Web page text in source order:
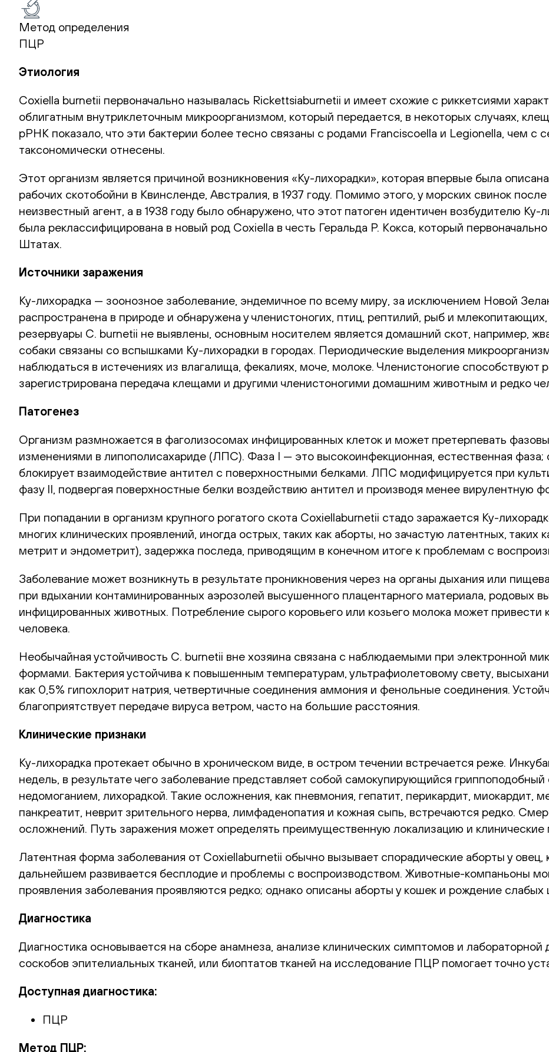
Метод определения
ПЦР
Этиология
Coxiella burnetii первоначально называлась Rickettsiaburnetii и имеет схожие с риккетсиями
облигатным внутриклеточным микроорганизмом, который передается, в некоторых случаях,
рРНК показало, что эти бактерии более тесно связаны с родами Franciscoella и Legionella, чем с
таксономически отнесены.
Этот организм является причиной возникновения «Ку-лихорадки», которая впервые была
рабочих скотобойни в Квинсленде, Австралия, в 1937 году. Помимо этого, у морских свинок
неизвестный агент, а в 1938 году было обнаружено, что этот патоген идентичен возбудителю
была реклассифицирована в новый род Coxiella в честь Геральда Р. Кокса, который
Штатах.
Источники заражения
Ку-лихорадка — зоонозное заболевание, эндемичное по всему миру, за исключением Новой
распространена в природе и обнаружена у членистоногих, птиц, рептилий, рыб и
резервуары C. burnetii не выявлены, основным носителем является домашний скот, например,
собаки связаны со вспышками Ку-лихорадки в городах. Периодические выделения
наблюдаться в истечениях из влагалища, фекалиях, моче, молоке. Членистоногие способствуют
зарегистрирована передача клещами и другими членистоногими домашним животным и редко
Патогенез
Организм размножается в фаголизосомах инфицированных клеток и может претерпевать
изменениями в липополисахариде (ЛПС). Фаза I — это высокоинфекционная, естественная фаза;
блокирует взаимодействие антител с поверхностными белками. ЛПС модифицируется при
фазу II, подвергая поверхностные белки воздействию антител и производя менее вирулентную
При попадании в организм крупного рогатого скота Coxiellaburnetii стадо заражается Ку-
многих клинических проявлений, иногда острых, таких как аборты, но зачастую латентных,
метрит и эндометрит), задержка последа, приводящим в конечном итоге к проблемам с
Заболевание может возникнуть в результате проникновения через на органы дыхания или
при вдыхании контаминированных аэрозолей высушенного плацентарного материала, родовых
инфицированных животных. Потребление сырого коровьего или козьего молока может
человека.
Необычайная устойчивость C. burnetii вне хозяина связана с наблюдаемыми при электронной
формами. Бактерия устойчива к повышенным температурам, ультрафиолетовому свету,
как 0,5% гипохлорит натрия, четвертичные соединения аммония и фенольные соединения.
благоприятствует передаче вируса ветром, часто на большие расстояния.
Клинические признаки
Ку-лихорадка протекает обычно в хроническом виде, в остром течении встречается реже.
недель, в результате чего заболевание представляет собой самокупирующийся
недомоганием, лихорадкой. Такие осложнения, как пневмония, гепатит, перикардит, миокардит,
панкреатит, неврит зрительного нерва, лимфаденопатия и кожная сыпь, встречаются редко.
осложнений. Путь заражения может определять преимущественную локализацию и клинические
Латентная форма заболевания от Coxiellaburnetii обычно вызывает спорадические аборты у овец,
дальнейшем развивается бесплодие и проблемы с воспроизводством. Животные-компаньоны
проявления заболевания проявляются редко; однако описаны аборты у кошек и рождение слабых
Диагностика
Диагностика основывается на сборе анамнеза, анализе клинических симптомов и лабораторной
соскобов эпителиальных тканей, или биоптатов тканей на исследование ПЦР помогает точно
Доступная диагностика:
ПЦР
Метод ПЦР: